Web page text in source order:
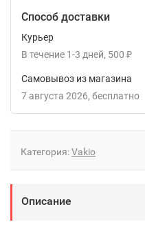
Способ доставки
Курьер
В течение 1-3 дней 500 ₽
Самовывоз из магазина
7 августа 2026
Бесплатно
Категория:Vakio
Описание